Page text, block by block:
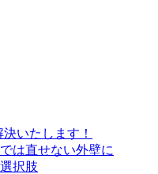
いたします！
は直せない外壁に
択肢